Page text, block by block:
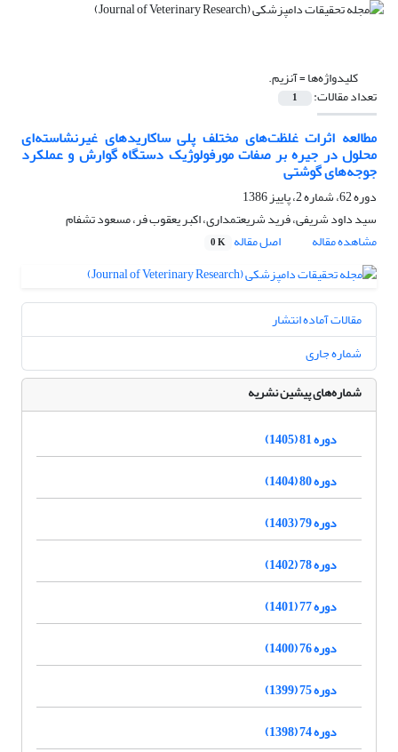
کلیدواژه‌ها =آنزیم.
تعداد مقالات: 1
مطالعه اثرات غلظت‌های مختلف پلی ساکاریدهای غیرنشاسته‌ای
محلول در جیره بر صفات مورفولوژیک دستگاه گوارش ‌و عملکرد
جوجه‌های گوشتی
دوره 62، شماره 2، پاییز 1386
سید داود شریفی، فرید شریعتمداری، اکبر یعقوب فر، مسعود تشفام
مشاهده مقاله
اصل مقاله 0 K
مقالات آماده انتشار
شماره جاری
شماره‌های پیشین نشریه
دوره 81 (1405)
دوره 80 (1404)
دوره 79 (1403)
دوره 78 (1402)
دوره 77 (1401)
دوره 76 (1400)
دوره 75 (1399)
دوره 74 (1398)